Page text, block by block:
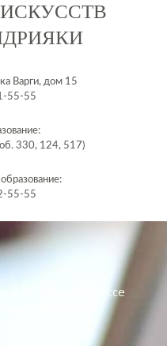
Варги, дом 15
55-55
330, 124, 517)
55-55
метод в процессе